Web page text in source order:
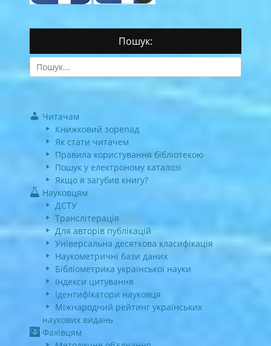
Пошук:
Search
for:
Читачам
Книжковий зорепад
Як стати читачем
Правила користування бібліотекою
Пошук у електроному каталозі
Якщо я загубив книгу?
Науковцям
ДСТУ
Транслітерація
Для авторів публікацій
Універсальна десяткова класифікація
Наукометричні бази даних
Бібліометрика української науки
Індекси цитування
Ідентифікатори науковця
Міжнародний рейтинг українських
наукових видань
Фахівцям